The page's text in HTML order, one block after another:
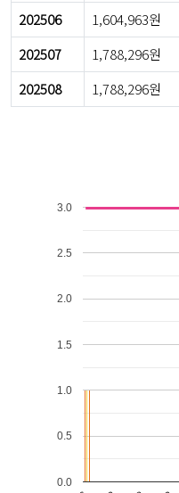
202506
1,604,963원
202507
1,788,296원
202508
1,788,296원
0.0
0.5
1.0
1.5
2.0
2.5
3.0